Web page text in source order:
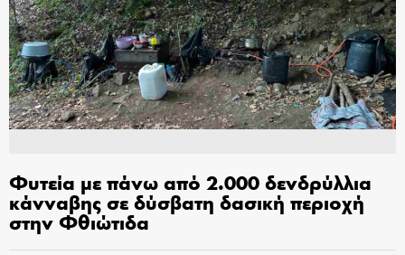
Φυτεία με πάνω από 2.000 δενδρύλλια
κάνναβης σε δύσβατη δασική περιοχή
στην Φθιώτιδα